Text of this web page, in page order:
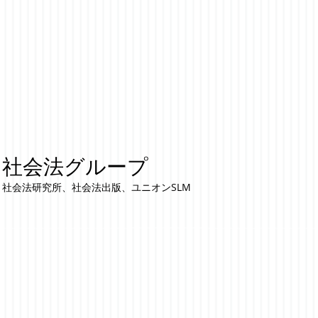
社会法グループ
社会法研究所、社会法出版、ユニオンSLM